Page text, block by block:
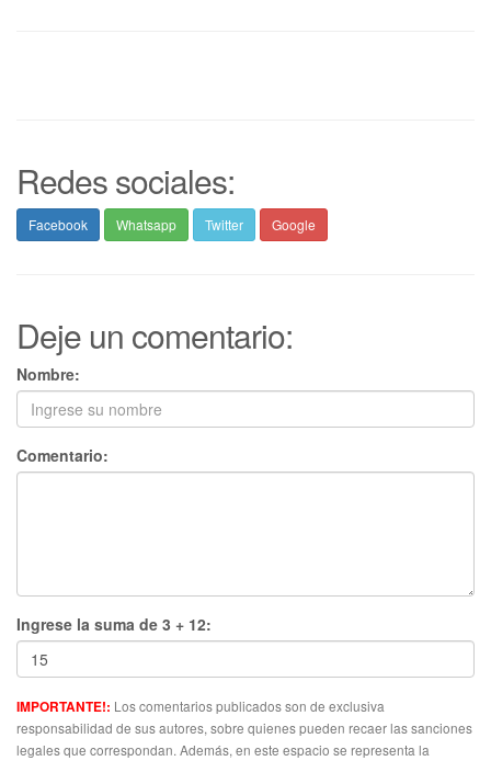
Redes sociales:
Facebook Whatsapp Twitter Google
Deje un comentario:
Nombre:
Comentario:
Ingrese la suma de 3 + 12:
IMPORTANTE!: Los comentarios publicados son de exclusiva
responsabilidad de sus autores, sobre quienes pueden recaer las sanciones
legales que correspondan. Además, en este espacio se representa la